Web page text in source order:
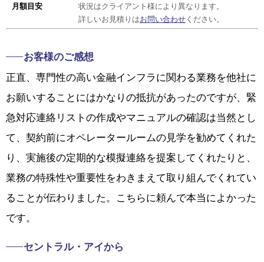
月額目安
状況はクライアント様により異なります。
詳しいお見積りはお問い合わせください。
お客様のご感想
正直、専門性の高い金融インフラに関わる業務を他社に
お願いすることにはかなりの抵抗があったのですが、緊
急対応連絡リストの作成やマニュアルの確認は当然とし
て、契約前にオペレータールームの見学を勧めてくれた
り、実施後の定期的な模擬連絡を提案してくれたりと、
業務の特殊性や重要性をわきまえて取り組んでくれてい
ることが伝わりました。こちらに頼んで本当によかった
です。
セントラル・アイから